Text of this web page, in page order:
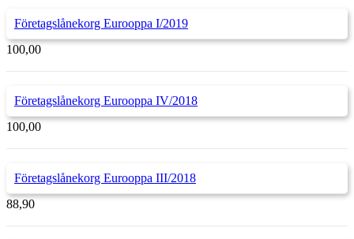
Företagslånekorg Eurooppa I/2019
100,00
Företagslånekorg Eurooppa IV/2018
100,00
Företagslånekorg Eurooppa III/2018
88,90